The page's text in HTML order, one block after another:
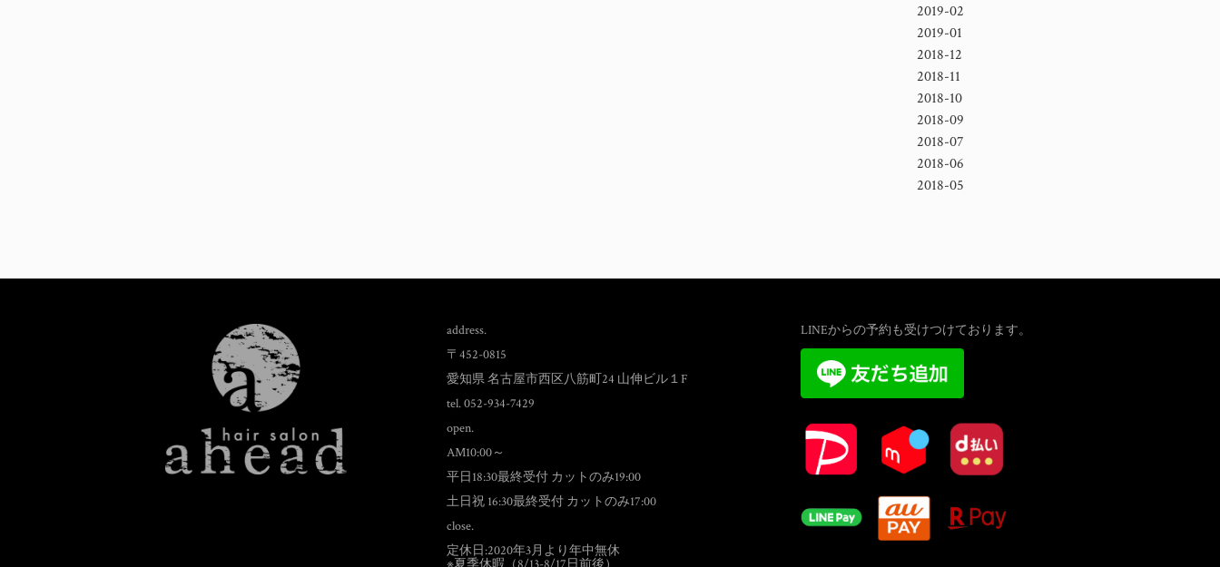
2019-02
2019-01
2018-12
2018-11
2018-10
2018-09
2018-07
2018-06
2018-05
address.
〒452-0815
愛知県 名古屋市西区八筋町24 山伸ビル１F
tel. 052-934-7429
open.
AM10:00～
平日18:30最終受付 カットのみ19:00
土日祝 16:30最終受付 カットのみ17:00
close.
定休日:2020年3月より年中無休
LINEからの予約も受けつけております。